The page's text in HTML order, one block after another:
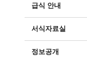
급식 안내
서식자료실
정보공개